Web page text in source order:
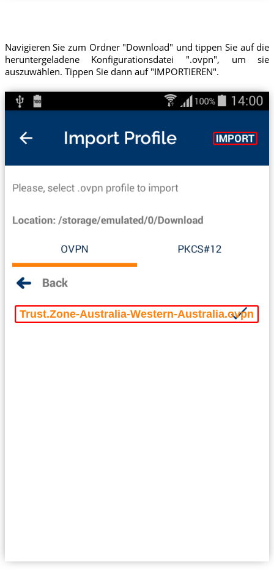
Navigieren Sie zum Ordner "Download" und tippen Sie auf die
heruntergeladene Konfigurationsdatei ".ovpn", um sie
auszuwählen. Tippen Sie dann auf "IMPORTIEREN".
Trust.Zone-Australia-Western-Australia.ovpn